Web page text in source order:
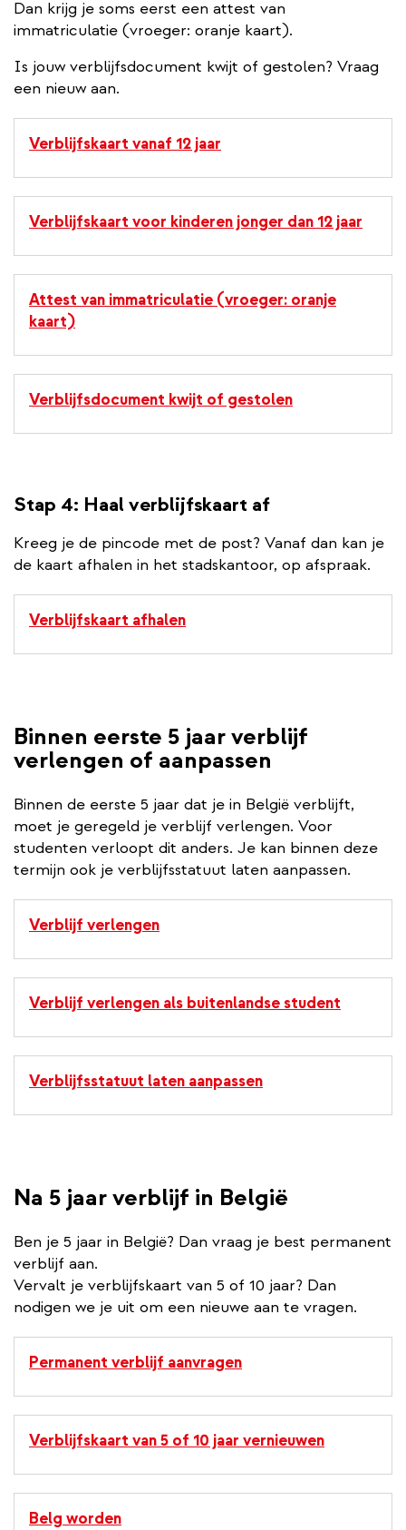
Dan krijg je soms eerst een attest van
immatriculatie (vroeger: oranje kaart).
Is jouw verblijfsdocument kwijt of gestolen? Vraag
een nieuw aan.
Verblijfskaart vanaf 12 jaar
Verblijfskaart voor kinderen jonger dan 12 jaar
Attest van immatriculatie (vroeger: oranje
kaart)
Verblijfsdocument kwijt of gestolen
Stap 4: Haal verblijfskaart af
Kreeg je de pincode met de post? Vanaf dan kan je
de kaart afhalen in het stadskantoor, op afspraak.
Verblijfskaart afhalen
Binnen eerste 5 jaar verblijf
verlengen of aanpassen
Binnen de eerste 5 jaar dat je in België verblijft,
moet je geregeld je verblijf verlengen. Voor
studenten verloopt dit anders. Je kan binnen deze
termijn ook je verblijfsstatuut laten aanpassen.
Verblijf verlengen
Verblijf verlengen als buitenlandse student
Verblijfsstatuut laten aanpassen
Na 5 jaar verblijf in België
Ben je 5 jaar in België? Dan vraag je best permanent
verblijf aan.
Vervalt je verblijfskaart van 5 of 10 jaar? Dan
nodigen we je uit om een nieuwe aan te vragen.
Permanent verblijf aanvragen
Verblijfskaart van 5 of 10 jaar vernieuwen
Belg worden